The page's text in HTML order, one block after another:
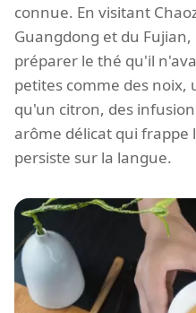
connue. En visitant
Guangdong et du
préparer le thé qu'il
petites comme des noix,
qu'un citron, des
arôme délicat qui frappe
persiste sur la langue.